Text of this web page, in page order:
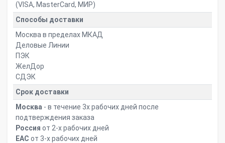
(VISA, MasterCard, МИР)
Способы доставки
Москва в пределах МКАД
Деловые Линии
ПЭК
ЖелДор
СДЭК
Срок доставки
Москва - в течение 3х рабочих дней после
подтверждения заказа
Россия от 2-х рабочих дней
ЕАС от 3-х рабочих дней